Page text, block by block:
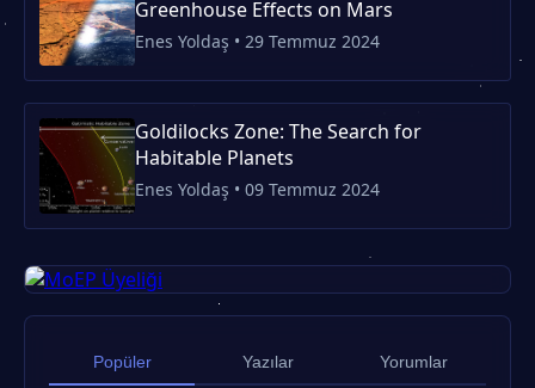
Greenhouse Effects on Mars
Enes Yoldaş • 29 Temmuz 2024
Goldilocks Zone: The Search for
Habitable Planets
Enes Yoldaş • 09 Temmuz 2024
Popüler Yazılar Yorumlar